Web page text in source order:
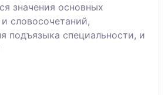
значения основных
словосочетаний,
подъязыка специальности, и